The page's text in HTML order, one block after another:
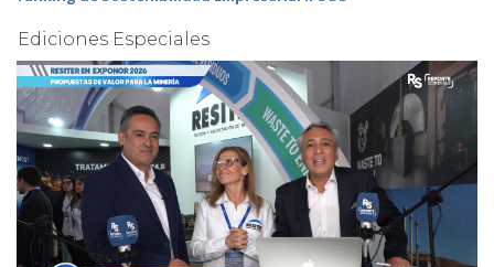
Ediciones Especiales